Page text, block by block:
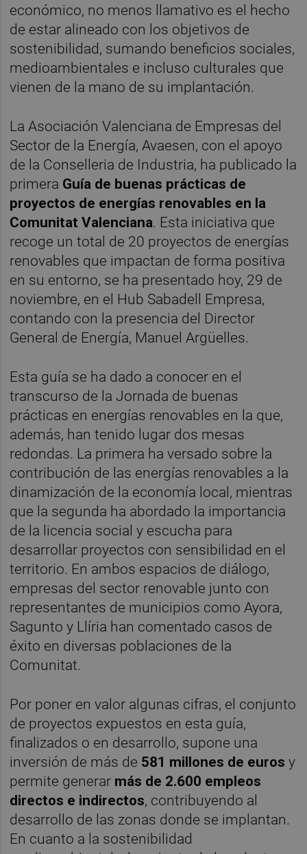
económico, no menos llamativo es el hecho
de estar alineado con los objetivos de
sostenibilidad, sumando beneficios sociales,
medioambientales e incluso culturales que
vienen de la mano de su implantación.
La Asociación Valenciana de Empresas del
Sector de la Energía, Avaesen, con el apoyo
de la Conselleria de Industria, ha publicado la
primera Guía de buenas prácticas de
proyectos de energías renovables en la
Comunitat Valenciana. Esta iniciativa que
recoge un total de 20 proyectos de energías
renovables que impactan de forma positiva
en su entorno, se ha presentado hoy, 29 de
noviembre, en el Hub Sabadell Empresa,
contando con la presencia del Director
General de Energía, Manuel Argüelles.
Esta guía se ha dado a conocer en el
transcurso de la Jornada de buenas
prácticas en energías renovables en la que,
además, han tenido lugar dos mesas
redondas. La primera ha versado sobre la
contribución de las energías renovables a la
dinamización de la economía local, mientras
que la segunda ha abordado la importancia
de la licencia social y escucha para
desarrollar proyectos con sensibilidad en el
territorio. En ambos espacios de diálogo,
empresas del sector renovable junto con
representantes de municipios como Ayora,
Sagunto y Llíria han comentado casos de
éxito en diversas poblaciones de la
Comunitat.
Por poner en valor algunas cifras, el conjunto
de proyectos expuestos en esta guía,
finalizados o en desarrollo, supone una
inversión de más de 581 millones de euros y
permite generar más de 2.600 empleos
directos e indirectos, contribuyendo al
desarrollo de las zonas donde se implantan.
En cuanto a la sostenibilidad